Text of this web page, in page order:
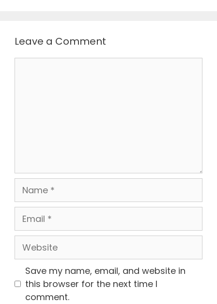
Leave a Comment
Name
Email
Website
Save my name, email, and website in
this browser for the next time I
comment.